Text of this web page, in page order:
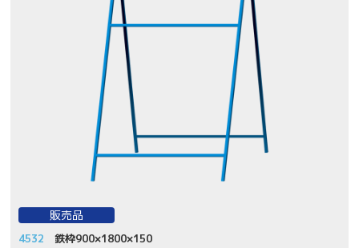
販売品
4532 鉄枠900×1800×150